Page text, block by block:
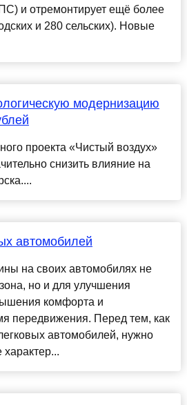
и отремонтирует ещё более
и 280 сельских). Новые
модернизацию
проекта «Чистый воздух»
снизить влияние на
автомобилей
на своих автомобилях не
но и для улучшения
комфорта и
передвижения. Перед тем, как
автомобилей, нужно
характер...